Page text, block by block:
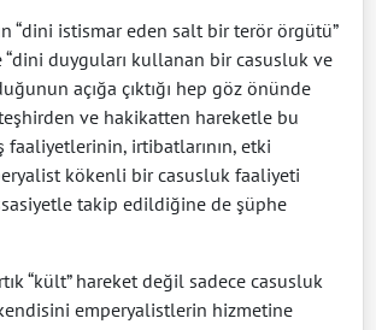
“dini istismar eden salt bir terör örgütü”
duyguları kullanan bir casusluk ve
açığa çıktığı hep göz önünde
ve hakikatten hareketle bu
faaliyetlerinin, irtibatlarının, etki
kökenli bir casusluk faaliyeti
takip edildiğine de şüphe
“kült” hareket değil sadece casusluk
emperyalistlerin hizmetine